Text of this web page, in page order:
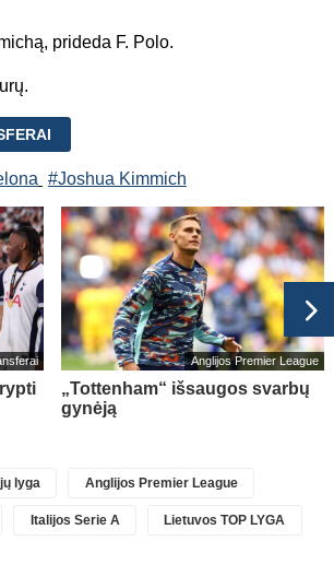
prideda F. Polo.
#Joshua Kimmich
Anglijos Premier League
„Tottenham“ išsaugos svarbų
gynėją
lyga Anglijos Premier League
Italijos Serie A Lietuvos TOP LYGA